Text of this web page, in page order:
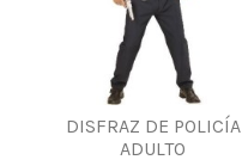
DISFRAZ DE POLICÍA
ADULTO